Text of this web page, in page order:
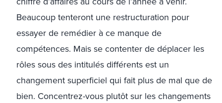
Beaucoup tenteront une restructuration pour
essayer de remédier à ce manque de
compétences. Mais se contenter de déplacer les
rôles sous des intitulés différents est un
changement superficiel qui fait plus de mal que de
bien. Concentrez-vous plutôt sur les changements